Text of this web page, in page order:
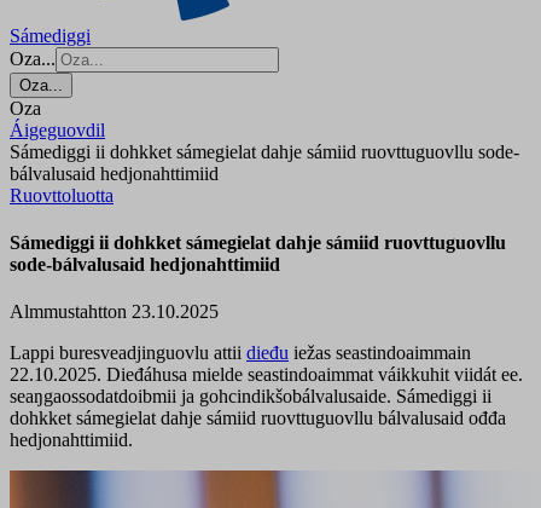
Sámediggi
Oza...
Oza...
Oza
Áigeguovdil
Sámediggi ii dohkket sámegielat dahje sámiid ruovttuguovllu sode-
bálvalusaid hedjonahttimiid
Ruovttoluotta
Sámediggi ii dohkket sámegielat dahje sámiid ruovttuguovllu
sode-bálvalusaid hedjonahttimiid
Almmustahtton 23.10.2025
Lappi buresveadjinguovlu attii dieđu iežas seastindoaimmain
22.10.2025. Dieđáhusa mielde seastindoaimmat váikkuhit viidát ee.
seaŋgaossodatdoibmii ja gohcindikšobálvalusaide. Sámediggi ii
dohkket sámegielat dahje sámiid ruovttuguovllu bálvalusaid ođđa
hedjonahttimiid.